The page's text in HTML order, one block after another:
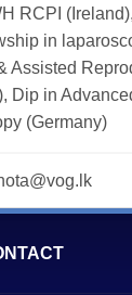
RCPI
in
Assisted
Dip in
(Germany)